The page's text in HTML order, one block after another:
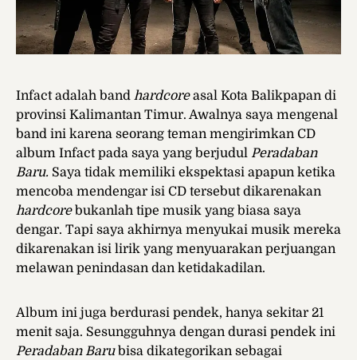
Infact adalah band hardcoreasal Kota Balikpapan di
provinsi Kalimantan Timur. Awalnya saya mengenal
band ini karena seorang teman mengirimkan CD
album Infact pada saya yang berjudul Peradaban
Baru. Saya tidak memiliki ekspektasi apapun ketika
mencoba mendengar isi CD tersebut dikarenakan
hardcorebukanlah tipe musik yang biasa saya
dengar. Tapi saya akhirnya menyukai musik mereka
dikarenakan isi lirik yang menyuarakan perjuangan
melawan penindasan dan ketidakadilan.
Album ini juga berdurasi pendek, hanya sekitar 21
menit saja. Sesungguhnya dengan durasi pendek ini
Peradaban Barubisa dikategorikan sebagai